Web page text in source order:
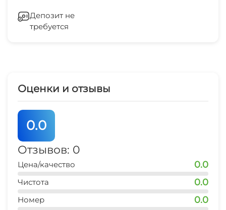
подогревом
Сейф
Пляжные зонтики
Депозит не
требуется
Оценки и отзывы
0.0
Отзывов: 0
Цена/качество 0.0
Чистота 0.0
Номер 0.0